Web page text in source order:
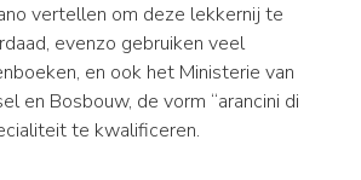
vertellen om deze lekkernij te
evenzo gebruiken veel
en ook het Ministerie van
en Bosbouw, de vorm “arancini di
te kwalificeren.